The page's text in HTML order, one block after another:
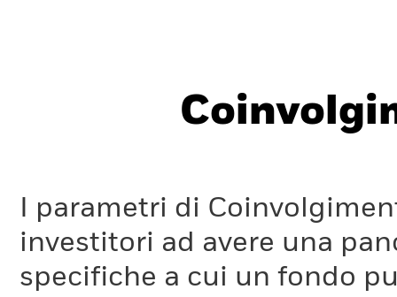
I parametri di
investitori ad avere una
specifiche a cui un fondo